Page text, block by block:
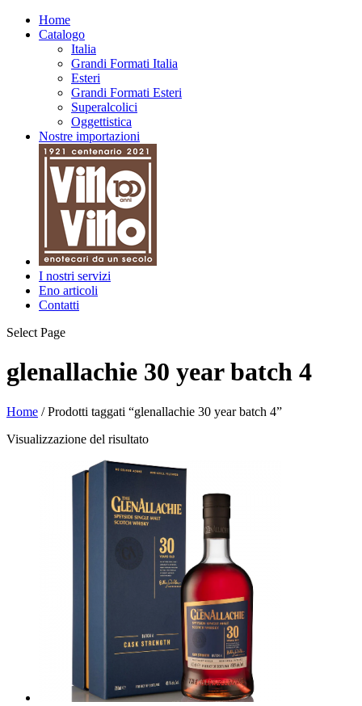
Home
Catalogo
Italia
Grandi Formati Italia
Esteri
Grandi Formati Esteri
Superalcolici
Oggettistica
Nostre importazioni
I nostri servizi
Eno articoli
Contatti
Select Page
glenallachie 30 year batch 4
Home / Prodotti taggati “glenallachie 30 year batch 4”
Visualizzazione del risultato